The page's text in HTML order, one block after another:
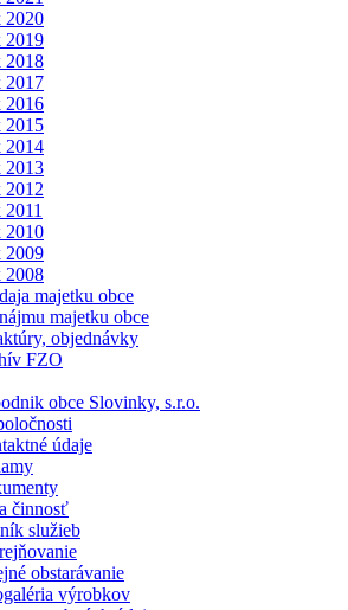
2020
2019
2018
2017
2016
2015
2014
2013
2012
2010
2009
2008
majetku obce
majetku obce
objednávky
FZO
obce Slovinky, s.r.o.
údaje
činnosť
služieb
obstarávanie
výrobkov